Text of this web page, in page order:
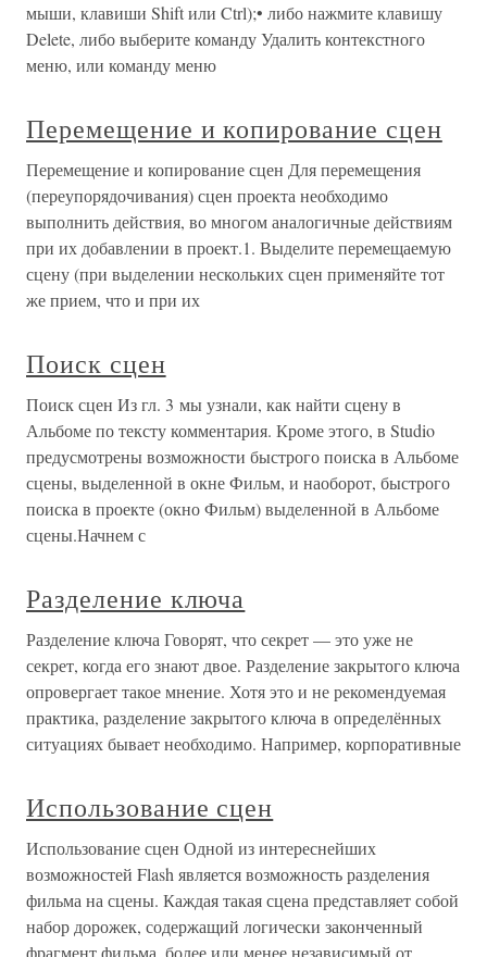
мыши, клавиши Shift или Ctrl);• либо нажмите клавишу
Delete, либо выберите команду Удалить контекстного
меню, или команду меню
Перемещение и копирование сцен
Перемещение и копирование сцен Для перемещения
(переупорядочивания) сцен проекта необходимо
выполнить действия, во многом аналогичные действиям
при их добавлении в проект.1. Выделите перемещаемую
сцену (при выделении нескольких сцен применяйте тот
же прием, что и при их
Поиск сцен
Поиск сцен Из гл. 3 мы узнали, как найти сцену в
Альбоме по тексту комментария. Кроме этого, в Studio
предусмотрены возможности быстрого поиска в Альбоме
сцены, выделенной в окне Фильм, и наоборот, быстрого
поиска в проекте (окно Фильм) выделенной в Альбоме
сцены.Начнем с
Разделение ключа
Разделение ключа Говорят, что секрет — это уже не
секрет, когда его знают двое. Разделение закрытого ключа
опровергает такое мнение. Хотя это и не рекомендуемая
практика, разделение закрытого ключа в определённых
ситуациях бывает необходимо. Например, корпоративные
Использование сцен
Использование сцен Одной из интереснейших
возможностей Flash является возможность разделения
фильма на сцены. Каждая такая сцена представляет собой
набор дорожек, содержащий логически законченный